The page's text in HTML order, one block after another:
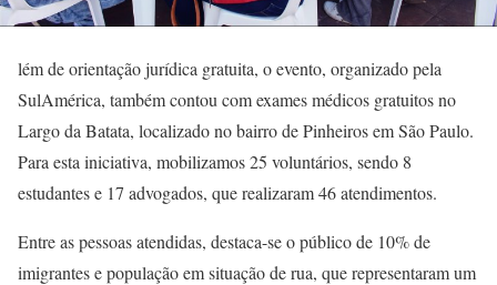
lém de orientação jurídica gratuita, o evento, organizado pela
SulAmérica, também contou com exames médicos gratuitos no
Largo da Batata, localizado no bairro de Pinheiros em São Paulo.
Para esta iniciativa, mobilizamos 25 voluntários, sendo 8
estudantes e 17 advogados, que realizaram 46 atendimentos.
Entre as pessoas atendidas, destaca-se o público de 10% de
imigrantes e população em situação de rua, que representaram um